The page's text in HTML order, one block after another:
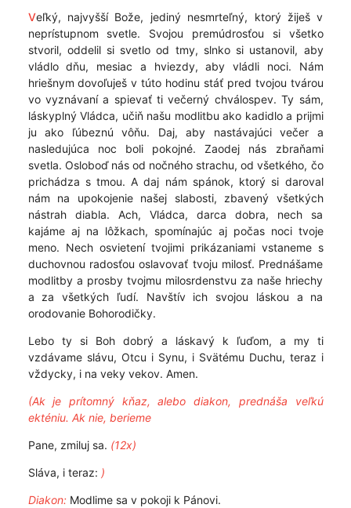
Veľký, najvyšší Bože, jediný nesmrteľný, ktorý žiješ v
neprístupnom svetle. Svojou premúdrosťou si všetko
stvoril, oddelil si svetlo od tmy, slnko si ustanovil, aby
vládlo dňu, mesiac a hviezdy, aby vládli noci. Nám
hriešnym dovoľuješ v túto hodinu stáť pred tvojou tvárou
vo vyznávaní a spievať ti večerný chválospev. Ty sám,
láskyplný Vládca, učiň našu modlitbu ako kadidlo a prijmi
ju ako ľúbeznú vôňu. Daj, aby nastávajúci večer a
nasledujúca noc boli pokojné. Zaodej nás zbraňami
svetla. Osloboď nás od nočného strachu, od všetkého, čo
prichádza s tmou. A daj nám spánok, ktorý si daroval
nám na upokojenie našej slabosti, zbavený všetkých
nástrah diabla. Ach, Vládca, darca dobra, nech sa
kajáme aj na lôžkach, spomínajúc aj počas noci tvoje
meno. Nech osvietení tvojimi prikázaniami vstaneme s
duchovnou radosťou oslavovať tvoju milosť. Prednášame
modlitby a prosby tvojmu milosrdenstvu za naše hriechy
a za všetkých ľudí. Navštív ich svojou láskou a na
orodovanie Bohorodičky.
Lebo ty si Boh dobrý a láskavý k ľuďom, a my ti
vzdávame slávu, Otcu i Synu, i Svätému Duchu, teraz i
vždycky, i na veky vekov. Amen.
(Ak je prítomný kňaz, alebo diakon, prednáša veľkú
ekténiu. Ak nie, berieme
Pane, zmiluj sa. (12x)
Sláva, i teraz: )
Diakon:Modlime sa v pokoji k Pánovi.